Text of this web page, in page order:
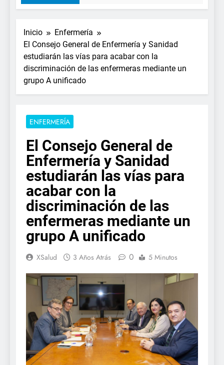
Inicio
Enfermería
El Consejo General de Enfermería y Sanidad
estudiarán las vías para acabar con la
discriminación de las enfermeras mediante un
grupo A unificado
ENFERMERÍA
El Consejo General de
Enfermería y Sanidad
estudiarán las vías para
acabar con la
discriminación de las
enfermeras mediante un
grupo A unificado
XSalud 3 Años Atrás 0 5 Minutos